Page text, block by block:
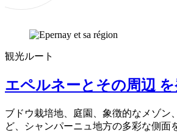
観光ルート
エペルネーとその周辺
ブドウ栽培地、庭園、象徴的なメゾン
ど、シャンパーニュ地方の多彩な側面